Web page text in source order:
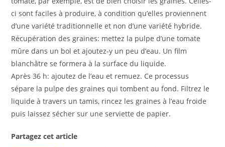
ci sont faciles à produire, à condition qu’elles proviennent
d’une variété traditionnelle et non d’une variété hybride.
Récupération des graines: mettez la pulpe d’une tomate
mûre dans un bol et ajoutez-y un peu d’eau. Un film
blanchâtre se formera à la surface du liquide.
Après 36 h: ajoutez de l’eau et remuez. Ce processus
sépare la pulpe des graines qui tombent au fond. Filtrez le
liquide à travers un tamis, rincez les graines à l’eau froide
puis laissez sécher sur une serviette de papier.
Partagez cet article